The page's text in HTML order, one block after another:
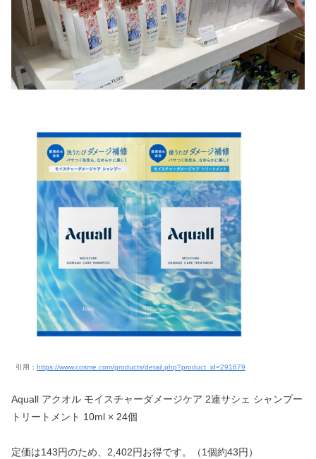
引用： https://www.cosme.com/products/detail.php?product_id=291679
Aquall アクオル モイスチャーダメージケア 2連サシェ シャンプー
トリートメント 10ml × 24個
定価は143円のため、2,402円お得です。（1個約43円）